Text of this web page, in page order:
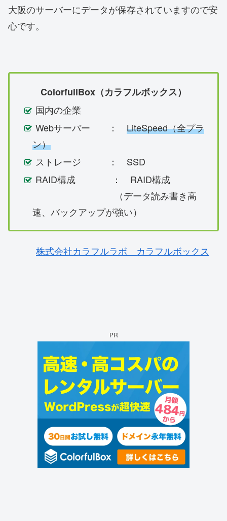
大阪のサーバーにデータが保存されていますので安
心です。
ColorfullBox（カラフルボックス）
国内の企業
Webサーバー ： LiteSpeed（全プラ
ン）
ストレージ ： SSD
RAID構成 ： RAID構成
（データ読み書き高
速、バックアップが強い）
株式会社カラフルラボ カラフルボックス
PR